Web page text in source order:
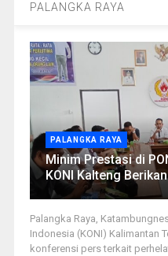
PALANGKA RAYA
PALANGKA RAYA
Minim Prestasi di
KONI Kalteng
Palangka Raya,
Indonesia (KONI) Kalimantan
konferensi pers terkait